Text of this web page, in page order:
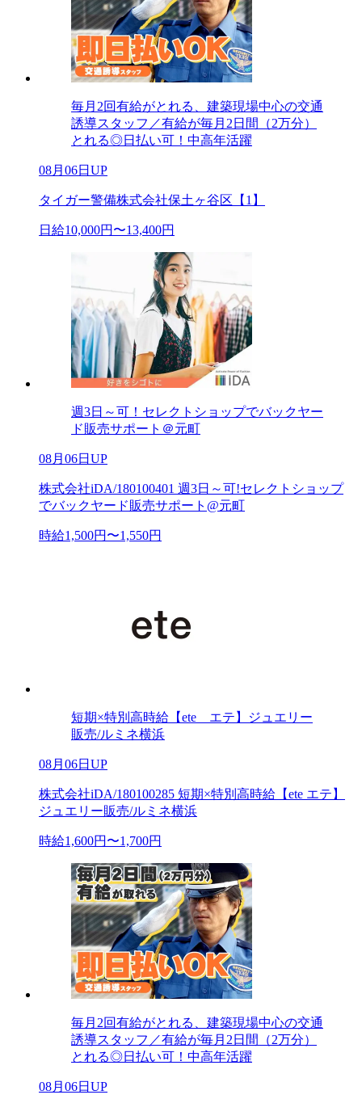
毎月2回有給がとれる、建築現場中心の交通
誘導スタッフ／有給が毎月2日間（2万分）
とれる◎日払い可！中高年活躍
08月06日UP
タイガー警備株式会社保土ヶ谷区【1】
日給10,000円〜13,400円
週3日～可！セレクトショップでバックヤー
ド販売サポート＠元町
08月06日UP
株式会社iDA/180100401 週3日～可!セレクトショップ
でバックヤード販売サポート@元町
時給1,500円〜1,550円
短期×特別高時給【ete エテ】ジュエリー
販売/ルミネ横浜
08月06日UP
株式会社iDA/180100285 短期×特別高時給【ete エテ】
ジュエリー販売/ルミネ横浜
時給1,600円〜1,700円
毎月2回有給がとれる、建築現場中心の交通
誘導スタッフ／有給が毎月2日間（2万分）
とれる◎日払い可！中高年活躍
08月06日UP